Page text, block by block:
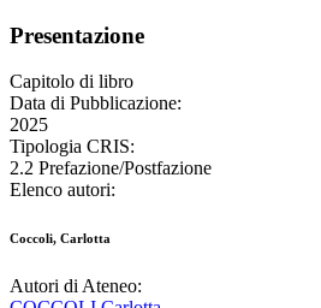
Presentazione
Capitolo di libro
Data di Pubblicazione:
2025
Tipologia CRIS:
2.2 Prefazione/Postfazione
Elenco autori:
Coccoli, Carlotta
Autori di Ateneo: